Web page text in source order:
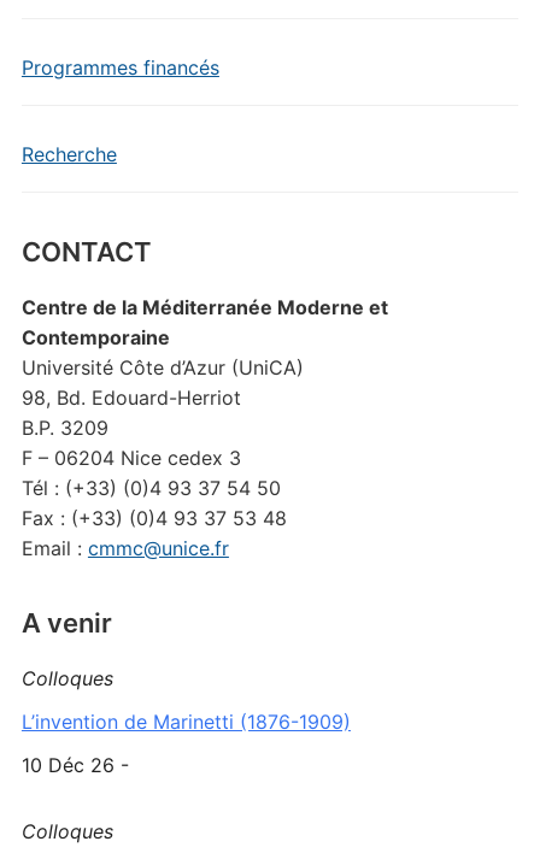
Programmes financés
Recherche
CONTACT
Centre de la Méditerranée Moderne et
Contemporaine
Université Côte d’Azur (UniCA)
98, Bd. Edouard-Herriot
B.P. 3209
F – 06204 Nice cedex 3
Tél : (+33) (0)4 93 37 54 50
Fax : (+33) (0)4 93 37 53 48
Email : cmmc@unice.fr
A venir
Colloques
L’invention de Marinetti (1876-1909)
10 Déc 26 -
Colloques